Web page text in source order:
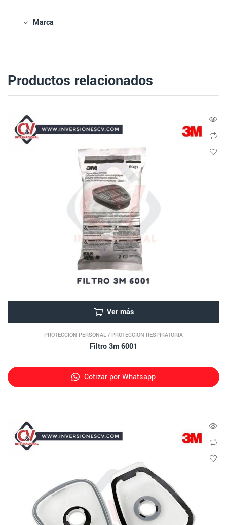
Marca
Productos relacionados
Ver más
PROTECCIÓN PERSONAL / PROTECCIÓN RESPIRATORIA
Filtro 3m 6001
Cotizar por Whatsapp